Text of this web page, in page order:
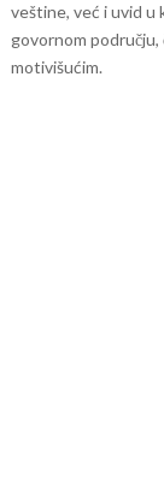
veštine, već i uvid u
govornom području,
motivišućim.